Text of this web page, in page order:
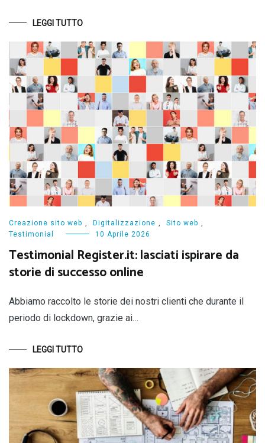
LEGGI TUTTO
Creazione sito web , Digitalizzazione , Sito web ,
Testimonial
10 Aprile 2026
Testimonial Register.it: lasciati ispirare da
storie di successo online
Abbiamo raccolto le storie dei nostri clienti che durante il
periodo di lockdown, grazie ai…
LEGGI TUTTO